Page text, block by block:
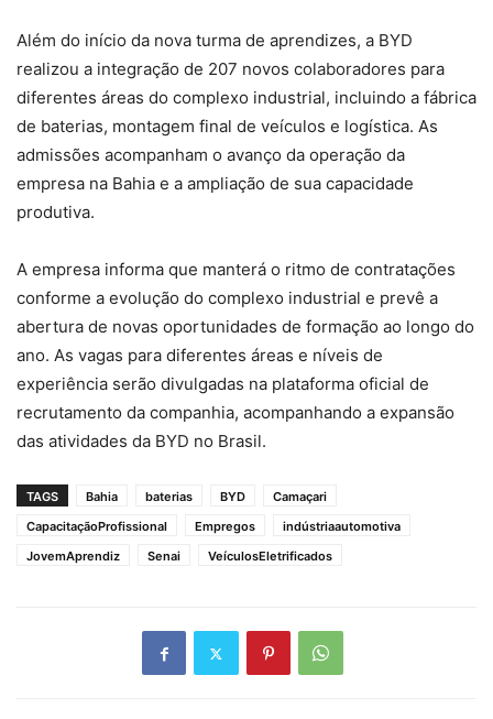
Além do início da nova turma de aprendizes, a BYD
realizou a integração de 207 novos colaboradores para
diferentes áreas do complexo industrial, incluindo a fábrica
de baterias, montagem final de veículos e logística. As
admissões acompanham o avanço da operação da
empresa na Bahia e a ampliação de sua capacidade
produtiva.
A empresa informa que manterá o ritmo de contratações
conforme a evolução do complexo industrial e prevê a
abertura de novas oportunidades de formação ao longo do
ano. As vagas para diferentes áreas e níveis de
experiência serão divulgadas na plataforma oficial de
recrutamento da companhia, acompanhando a expansão
das atividades da BYD no Brasil.
TAGS Bahia baterias BYD
Camaçari
CapacitaçãoProfissional
Empregos
indústriaautomotiva
JovemAprendiz
Senai VeículosEletrificados